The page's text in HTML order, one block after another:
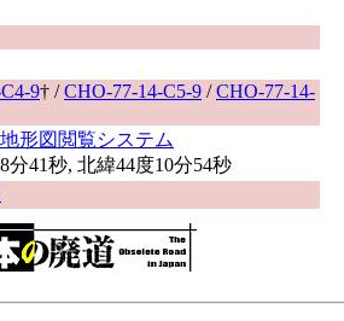
9† /CHO-77-14-C5-9 /CHO-77-14-
形図閲覧システム
分41秒, 北緯44度10分54秒